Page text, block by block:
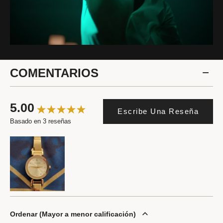
COMENTARIOS
5.00
Basado en 3 reseñas
Escribe Una Reseña
Ordenar Mayor a menor calificación